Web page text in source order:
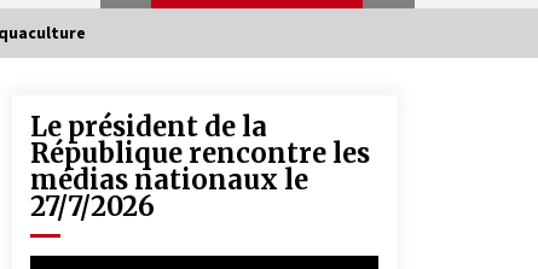
Oum el Gaïla / L’ogresse du M’zab
4 ans ago
5 ans ago
Le président de la
République rencontre les
médias nationaux le
27/7/2026